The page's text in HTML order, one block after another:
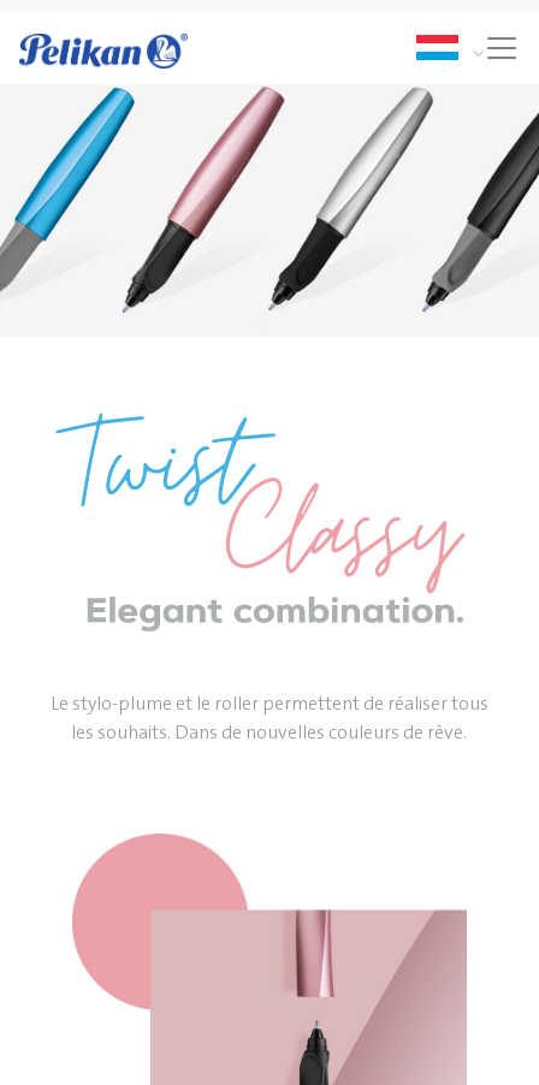
Le stylo-plume et le roller permettent de réaliser tous
les souhaits. Dans de nouvelles couleurs de rêve.